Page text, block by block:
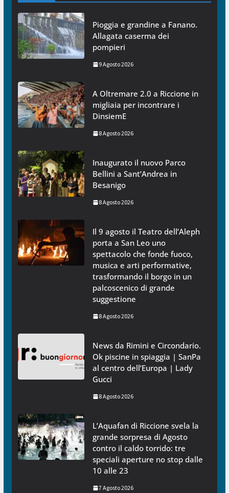
Pioggia e grandine a Fanano.
Allagata caserma dei
pompieri
9 Agosto 2026
A Oltremare 2.0 a Riccione in
migliaia per incontrare i
DinsiemE
8 Agosto 2026
Inaugurato il nuovo Parco
Bellini a Sant’Andrea in
Besanigo
8 Agosto 2026
Il 9 agosto il Teatro dell’Aleph
porta a San Leo uno
spettacolo che fonde fuoco,
musica e arti performative,
trasformando il borgo in un
palcoscenico di grande
suggestione
8 Agosto 2026
News da Rimini e Circondario.
Ok piscine in spiaggia | SanPa
al centro dell’Europa | Lady
Gucci
8 Agosto 2026
L’Aquafan di Riccione svela la
grande sorpresa di Agosto
contro il caldo torrido: tre
speciali aperture no stop dalle
10 alle 23
7 Agosto 2026